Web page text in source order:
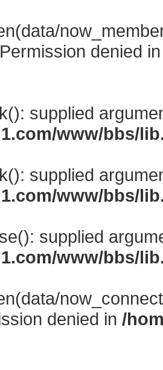
denied
supplied
www/bbs/
supplied
www/bbs/
supplied
www/bbs/
denied in /